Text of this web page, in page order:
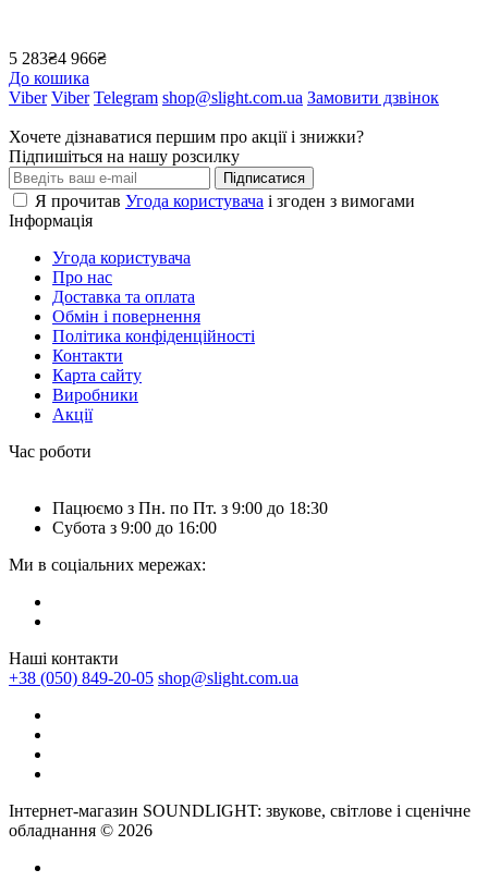
5 283₴4 966₴
До кошика
Viber Viber Telegram shop@slight.com.ua Замовити дзвінок
Хочете дізнаватися першим про акції і знижки?
Підпишіться на нашу розсилку
Підписатися
Я прочитав Угода користувача і згоден з вимогами
Інформація
Угода користувача
Про нас
Доставка та оплата
Обмін і повернення
Політика конфіденційності
Контакти
Карта сайту
Виробники
Акції
Час роботи
Пацюємо з Пн. по Пт. з 9:00 до 18:30
Субота з 9:00 до 16:00
Ми в соціальних мережах:
Наші контакти
+38 (050) 849-20-05 shop@slight.com.ua
Інтернет-магазин SOUNDLIGHT: звукове, світлове і сценічне
обладнання © 2026